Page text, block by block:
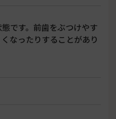
です。前歯をぶつけやす
なったりすることがあり